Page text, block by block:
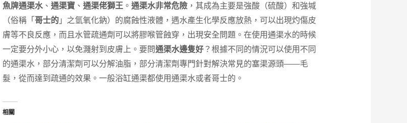
魚牌通渠水、 通渠寶、 通渠佬獅王。 通渠水非常危險，其成為主要是強酸（硫酸）和強堿
（俗稱「 哥士的」之氫氧化鈉）的腐蝕性液體，遇水產生化學反應放熱，可以出現灼傷皮
膚等不良反應，而且水管疏通劑可以將膠喉管蝕穿，出現安全問題。在使用通渠水的時候
一定要分外小心，以免濺射到皮膚上。要問通渠水邊隻好？根據不同的情況可以使用不同
的通渠水，部分清潔劑可以分解油脂，部分清潔劑專門針對解決常見的塞渠源頭——毛
髮，從而達到疏通的效果。一般浴缸通渠都使用通渠水或者哥士的。
相關